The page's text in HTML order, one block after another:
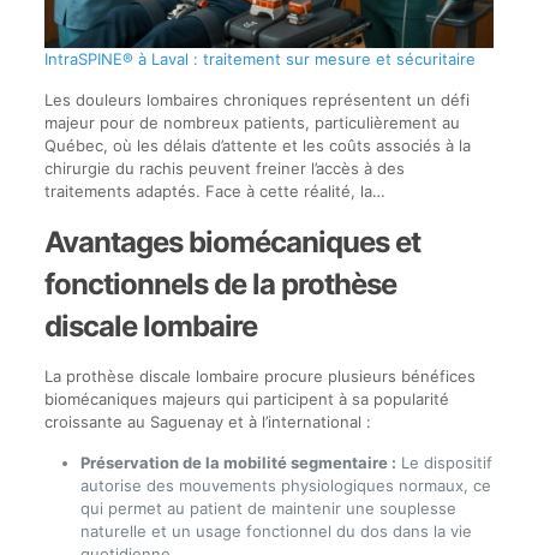
IntraSPINE® à Laval : traitement sur mesure et sécuritaire
Les douleurs lombaires chroniques représentent un défi
majeur pour de nombreux patients, particulièrement au
Québec, où les délais d’attente et les coûts associés à la
chirurgie du rachis peuvent freiner l’accès à des
traitements adaptés. Face à cette réalité, la…
Avantages biomécaniques et
fonctionnels de la prothèse
discale lombaire
La prothèse discale lombaire procure plusieurs bénéfices
biomécaniques majeurs qui participent à sa popularité
croissante au Saguenay et à l’international :
Préservation de la mobilité segmentaire : Le dispositif
autorise des mouvements physiologiques normaux, ce
qui permet au patient de maintenir une souplesse
naturelle et un usage fonctionnel du dos dans la vie